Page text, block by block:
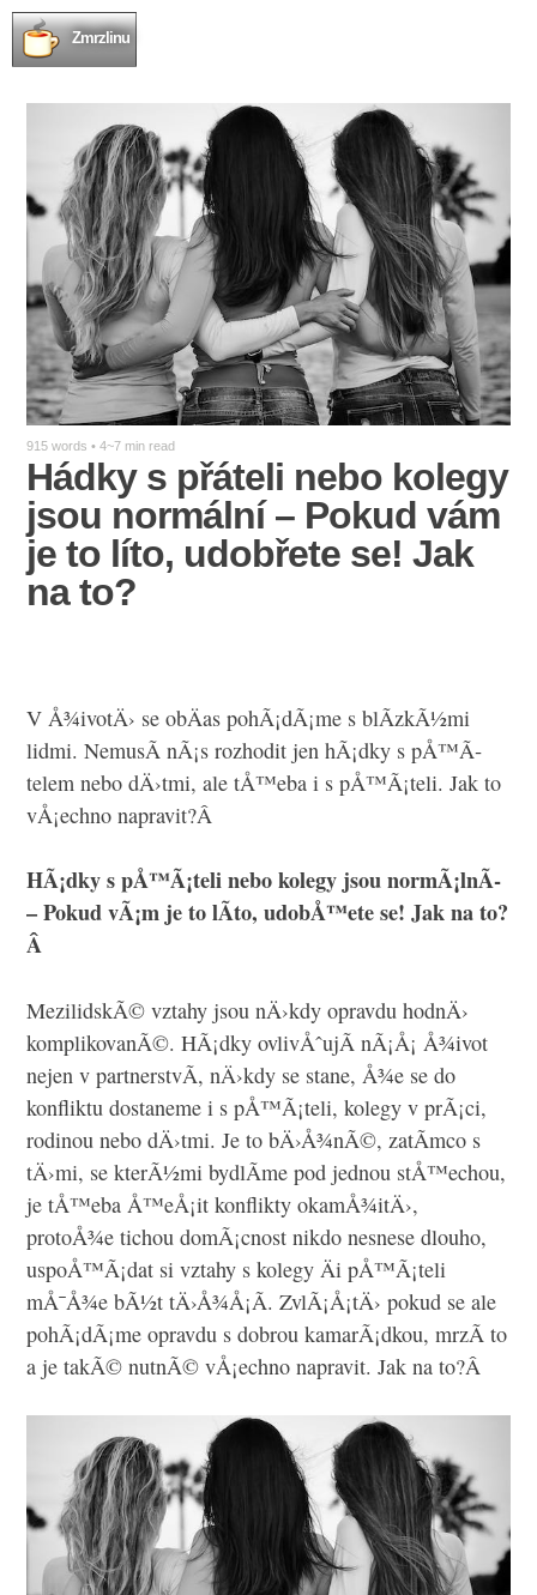
Zmrzlinu
915 words • 4~7 min read
Hádky s přáteli nebo kolegy
jsou normální – Pokud vám
je to líto, udobřete se! Jak
na to?
V Å¾ivotÄ› se obÄas pohÃ¡dÃ¡me s blÃ­zkÃ½mi
lidmi. NemusÃ­ nÃ¡s rozhodit jen hÃ¡dky s pÅ™Ã­
telem nebo dÄ›tmi, ale tÅ™eba i s pÅ™Ã¡teli. Jak to
vÅ¡echno napravit?Â
HÃ¡dky s pÅ™Ã¡teli nebo kolegy jsou normÃ¡lnÃ­
– Pokud vÃ¡m je to lÃ­to, udobÅ™ete se! Jak na to?
Â
MezilidskÃ© vztahy jsou nÄ›kdy opravdu hodnÄ›
komplikovanÃ©. HÃ¡dky ovlivÅˆujÃ­ nÃ¡Å¡ Å¾ivot
nejen v partnerstvÃ­, nÄ›kdy se stane, Å¾e se do
konfliktu dostaneme i s pÅ™Ã¡teli, kolegy v prÃ¡ci,
rodinou nebo dÄ›tmi. Je to bÄ›Å¾nÃ©, zatÃ­mco s
tÄ›mi, se kterÃ½mi bydlÃ­me pod jednou stÅ™echou,
je tÅ™eba Å™eÅ¡it konflikty okamÅ¾itÄ›,
protoÅ¾e tichou domÃ¡cnost nikdo nesnese dlouho,
uspoÅ™Ã¡dat si vztahy s kolegy Äi pÅ™Ã¡teli
mÅ¯Å¾e bÃ½t tÄ›Å¾Å¡Ã­. ZvlÃ¡Å¡tÄ› pokud se ale
pohÃ¡dÃ¡me opravdu s dobrou kamarÃ¡dkou, mrzÃ­ to
a je takÃ© nutnÃ© vÅ¡echno napravit. Jak na to?Â